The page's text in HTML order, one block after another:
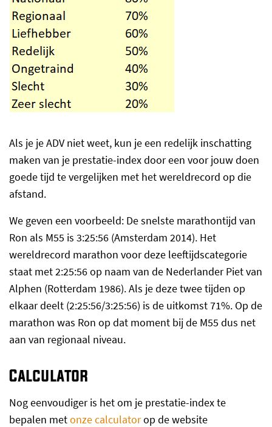
Als je je ADV niet weet, kun je een redelijk inschatting
maken van je prestatie-index door een voor jouw doen
goede tijd te vergelijken met het wereldrecord op die
afstand.
We geven een voorbeeld: De snelste marathontijd van
Ron als M55 is 3:25:56 (Amsterdam 2014). Het
wereldrecord marathon voor deze leeftijdscategorie
staat met 2:25:56 op naam van de Nederlander Piet van
Alphen (Rotterdam 1986). Als je deze twee tijden op
elkaar deelt (2:25:56/3:25:56) is de uitkomst 71%. Op de
marathon was Ron op dat moment bij de M55 dus net
aan van regionaal niveau.
Calculator
Nog eenvoudiger is het om je prestatie-index te
bepalen metonze calculatorop de website